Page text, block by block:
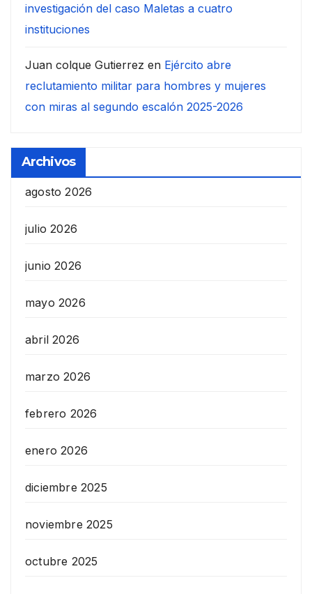
investigación del caso Maletas a cuatro
instituciones
Juan colque Gutierrez en Ejército abre
reclutamiento militar para hombres y mujeres
con miras al segundo escalón 2025-2026
Archivos
agosto 2026
julio 2026
junio 2026
mayo 2026
abril 2026
marzo 2026
febrero 2026
enero 2026
diciembre 2025
noviembre 2025
octubre 2025